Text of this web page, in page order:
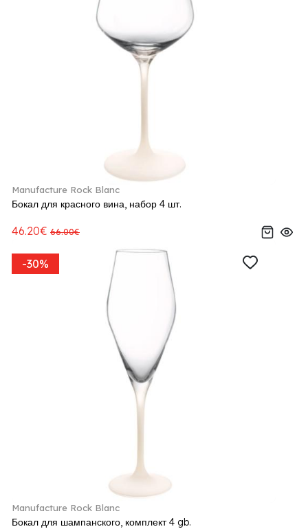
Manufacture Rock Blanc
Бокал для красного вина, набор 4 шт.
46.20€ 66.00€
-30%
Manufacture Rock Blanc
Бокал для шампанского, комплект 4 gb.